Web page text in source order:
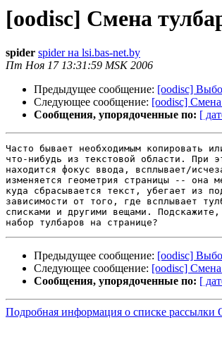
[oodisc] Смена
spider spider на lsi.bas-net.by
Пт Ноя 17 13:31:59 MSK 2006
Предыдущее сообщение: [oodisc]
Следующее сообщение: [oodisc] Смена
Сообщения, упорядоченные по: [
Часто бывает необходимым копировать
что-нибудь из текстовой области. При
находится фокус ввода, всплывает/
изменяется геометрия страницы -- она
куда сбрасывается текст, убегает из
зависимости от того, где всплывает
списками и другими вещами.
Предыдущее сообщение: [oodisc]
Следующее сообщение: [oodisc] Смена
Сообщения, упорядоченные по: [
Подробная информация о списке рассылки